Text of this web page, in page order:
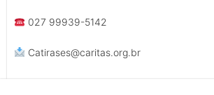
027 99939-5142
Catirases@caritas.org.br